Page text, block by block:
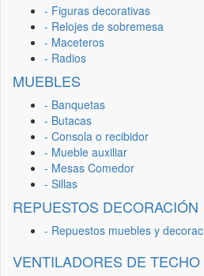
- Figuras decorativas
- Relojes de sobremesa
- Maceteros
- Radios
MUEBLES
- Banquetas
- Butacas
- Consola o recibidor
- Mueble auxiliar
- Mesas Comedor
- Sillas
REPUESTOS DECORACIÓN
- Repuestos muebles y
VENTILADORES DE TECHO